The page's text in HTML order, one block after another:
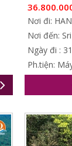
Nơi đi:
Nơi đến:
Ngày đi :
Ph.tiện: